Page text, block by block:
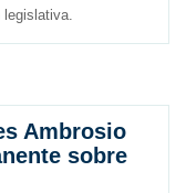
Ambrosio
sobre